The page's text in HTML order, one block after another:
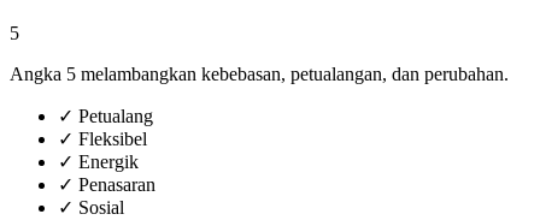
5
Angka 5 melambangkan kebebasan, petualangan, dan perubahan.
✓ Petualang
✓ Fleksibel
✓ Energik
✓ Penasaran
✓ Sosial